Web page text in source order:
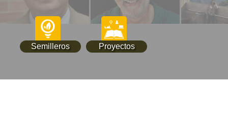
Semilleros Proyectos